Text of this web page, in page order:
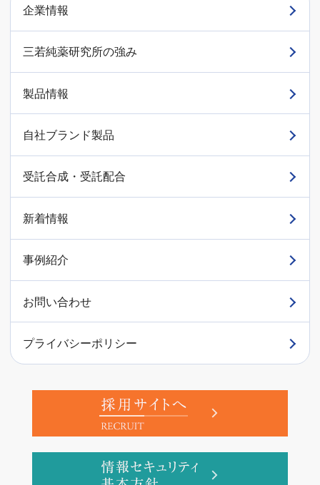
企業情報
三若純薬研究所の強み
製品情報
自社ブランド製品
受託合成・受託配合
新着情報
事例紹介
お問い合わせ
プライバシーポリシー